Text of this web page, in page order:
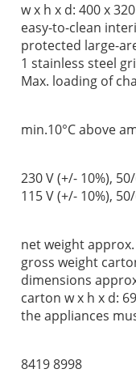
w x h x d: 400 x
easy-to-clean
protected large-
1 stainless steel
Max. loading of
min.10°C above
230 V (+/- 10%),
115 V (+/- 10%),
net weight approx.
gross weight
dimensions
carton w x h x d:
the appliances
8419 8998